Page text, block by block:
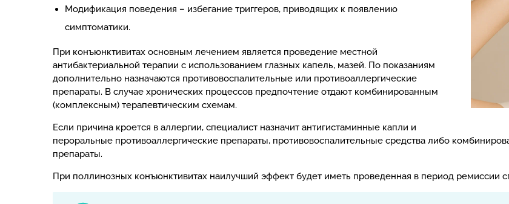
Модификация поведения – избегание триггеров, приводящих к появлению
симптоматики.
При конъюнктивитах основным лечением является проведение местной
антибактериальной терапии с использованием глазных капель, мазей. По показаниям
дополнительно назначаются противовоспалительные или противоаллергические
препараты. В случае хронических процессов предпочтение отдают комбинированным
(комплексным) терапевтическим схемам.
Если причина кроется в аллергии, специалист назначит антигистаминные капли и
пероральные противоаллергические препараты, противовоспалительные средства либо
препараты.
При поллинозных конъюнктивитах наилучший эффект будет иметь проведенная в период ремиссии